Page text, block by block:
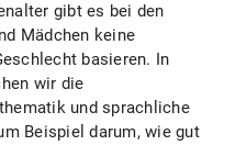
gibt es bei den
Mädchen keine
basieren. In
wir die
und sprachliche
Beispiel darum, wie gut